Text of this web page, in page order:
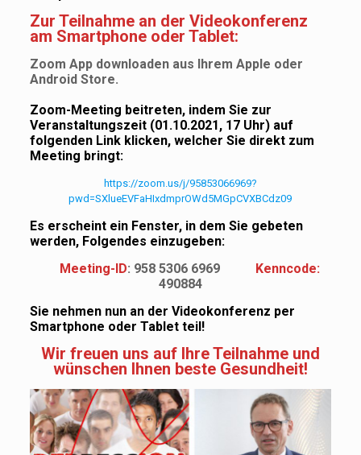
Zur Teilnahme an der Videokonferenz
am Smartphone oder Tablet:
Zoom App downloaden aus Ihrem Apple oder
Android Store.
Zoom-Meeting beitreten, indem Sie zur
Veranstaltungszeit (01.10.2021, 17 Uhr) auf
folgenden Link klicken, welcher Sie direkt zum
Meeting bringt:
https://zoom.us/j/95853066969?
pwd=SXlueEVFaHIxdmprOWd5MGpCVXBCdz09
Es erscheint ein Fenster, in dem Sie gebeten
werden, Folgendes einzugeben:
Meeting-ID: 958 5306 6969 Kenncode:
490884
Sie nehmen nun an der Videokonferenz per
Smartphone oder Tablet teil!
Wir freuen uns auf Ihre Teilnahme und
wünschen Ihnen beste Gesundheit!